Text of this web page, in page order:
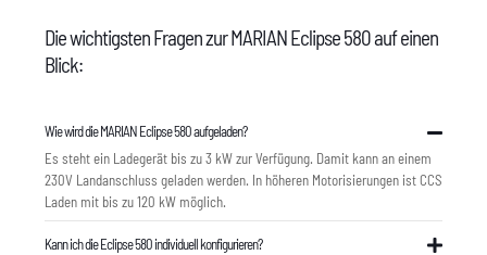
Die wichtigsten Fragen zur MARIAN Eclipse 580 auf einen
Blick:
Wie wird die MARIAN Eclipse 580 aufgeladen?
Es steht ein Ladegerät bis zu 3 kW zur Verfügung. Damit kann an einem
230V Landanschluss geladen werden. In höheren Motorisierungen ist CCS
Laden mit bis zu 120 kW möglich.
Kann ich die Eclipse 580 individuell konfigurieren?